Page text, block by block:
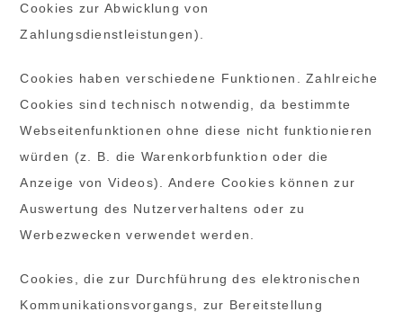
Cookies zur Abwicklung von
Zahlungsdienstleistungen).
Cookies haben verschiedene Funktionen. Zahlreiche
Cookies sind technisch notwendig, da bestimmte
Webseitenfunktionen ohne diese nicht funktionieren
würden (z. B. die Warenkorbfunktion oder die
Anzeige von Videos). Andere Cookies können zur
Auswertung des Nutzerverhaltens oder zu
Werbezwecken verwendet werden.
Cookies, die zur Durchführung des elektronischen
Kommunikationsvorgangs, zur Bereitstellung